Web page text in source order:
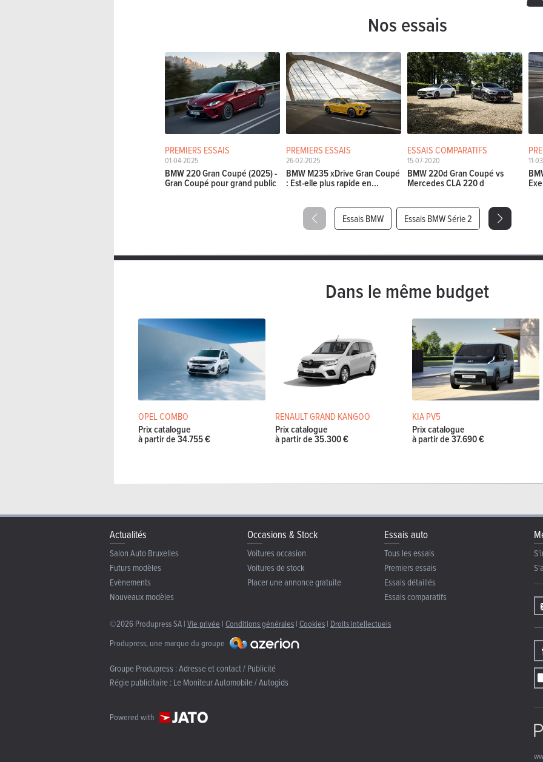
Nos essais
PREMIERS ESSAIS
01-04-2025
BMW 220 Gran Coupé (2025) -
Gran Coupé pour grand public
PREMIERS ESSAIS
26-02-2025
BMW M235 xDrive Gran Coupé
: Est-elle plus rapide en...
ESSAIS COMPARATIFS
15-07-2020
BMW 220d Gran Coupé vs
Mercedes CLA 220 d
11-
Essais BMW Essais BMW Série 2
Dans le même budget
OPEL COMBO
Prix catalogue
à partir de 34.755 €
RENAULT GRAND KANGOO
Prix catalogue
à partir de 35.300 €
KIA PV5
Prix catalogue
à partir de 37.690 €
Actualités
Salon Auto Bruxelles
Futurs modèles
Evènements
Nouveaux modèles
Occasions & Stock
Voitures occasion
Voitures de stock
Placer une annonce gratuite
Essais auto
Tous les essais
Premiers essais
Essais détaillés
Essais comparatifs
©2026 Produpress SA | Vie privée | Conditions générales | Cookies | Droits intellectuels
Produpress, une marque du groupe
Groupe Produpress :Adresse et contact / Publicité
Régie publicitaire :Le Moniteur Automobile / Autogids
Powered with